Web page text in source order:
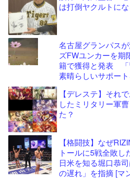
は打倒ヤクルトにな
名古屋グランパス
ズFWユンカーを期
籍で獲得と発表 「
素晴らしいサポート
ん」
【デレステ】それ
したミリタリー軍
た？
【格闘技】なぜ
トールに5戦全敗
日米を知る堀口恭
の遅れ」を指摘 [マ